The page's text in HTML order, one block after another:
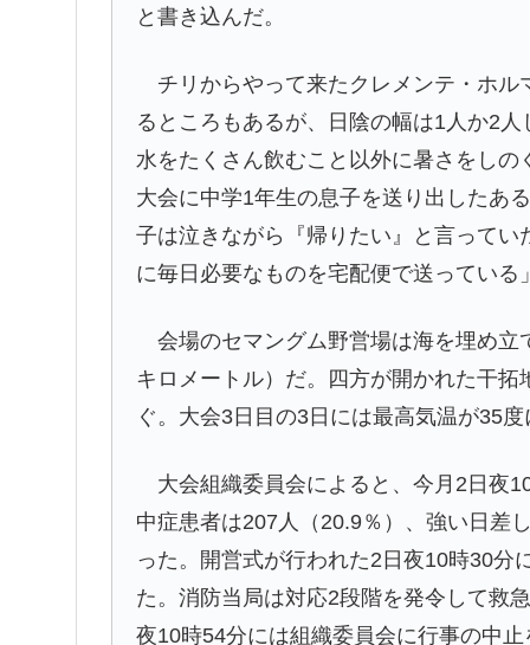
と書き込んだ。
チリからやって来たクレメンテ・ホル
るところもあるが、日陰の幅は1人か2
水をたくさん飲むこと以外に暑さをし
大会に中学1年生の息子を送り出したあ
子は泣きながら『帰りたい』と言って
に毎日必要なものを宅配便で送っている
会場のセマングム野営場は海を埋め立
キロメートル）だ。四方が開かれた干
ぐ。大会3日目の3日には最高気温が35
大会組織委員会によると、今月2日夜
中症患者は207人（20.9％）、強い日差
った。開営式が行われた2日夜10時30分
た。消防当局は対応2段階を発令して救
夜10時54分には組織委員会に行事の中